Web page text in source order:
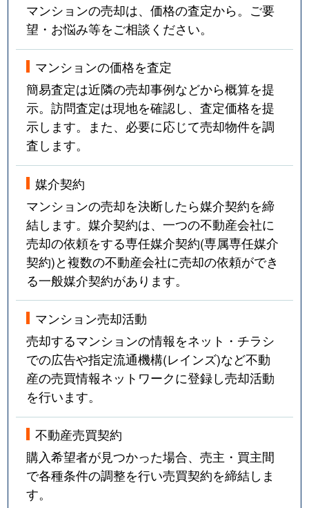
マンションの売却は、価格の査定から。ご要
望・お悩み等をご相談ください。
マンションの価格を査定
簡易査定は近隣の売却事例などから概算を提
示。訪問査定は現地を確認し、査定価格を提
示します。また、必要に応じて売却物件を調
査します。
媒介契約
マンションの売却を決断したら媒介契約を締
結します。媒介契約は、一つの不動産会社に
売却の依頼をする専任媒介契約(専属専任媒介
契約)と複数の不動産会社に売却の依頼ができ
る一般媒介契約があります。
マンション売却活動
売却するマンションの情報をネット・チラシ
での広告や指定流通機構(レインズ)など不動
産の売買情報ネットワークに登録し売却活動
を行います。
不動産売買契約
購入希望者が見つかった場合、売主・買主間
で各種条件の調整を行い売買契約を締結しま
す。